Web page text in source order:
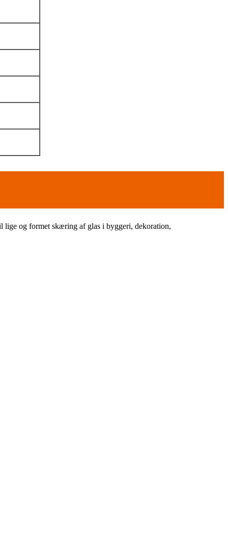
lige og formet skæring af glas i byggeri, dekoration,